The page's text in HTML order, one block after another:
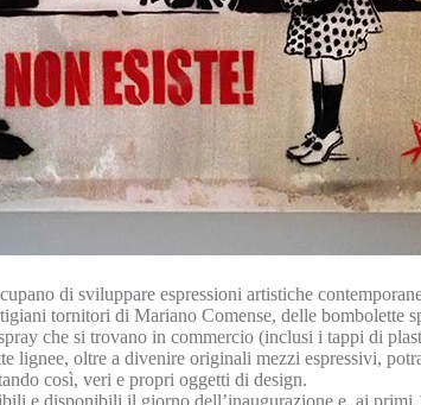
di sviluppare espressioni artistiche
tornitori di Mariano Comense, delle bombolette
che si trovano in commercio (inclusi i tappi di
lignee, oltre a divenire originali mezzi espressivi,
così, veri e propri oggetti di design.
e disponibili il giorno dell’inaugurazione e, ai